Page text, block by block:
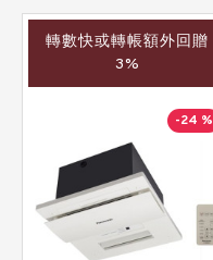
轉數快或轉帳額外回贈
3%
-24 %